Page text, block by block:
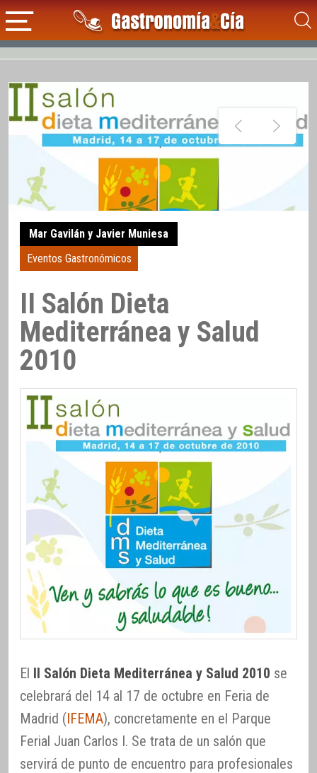
Mar Gavilán y Javier Muniesa
Eventos Gastronómicos
II Salón Dieta
Mediterránea y Salud
2010
El II Salón Dieta Mediterránea y Salud 2010 se
celebrará del 14 al 17 de octubre en Feria de
Madrid (IFEMA), concretamente en el Parque
Ferial Juan Carlos I. Se trata de un salón que
servirá de punto de encuentro para profesionales